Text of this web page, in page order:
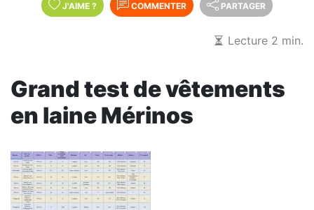
J'AIME ? COMMENTER PARTAGER
Lecture 2 min.
Grand test de vêtements
en laine Mérinos